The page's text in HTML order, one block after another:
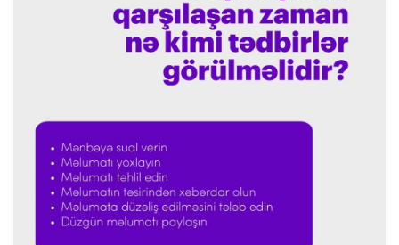
Donald Trampın oğlu Enes Kanterin WNBA
planını dəstəklədi
“Ferrari”nin məni necə təhlil etdiyini görəndə
şoka düşdüm”
Formula-1 23:18 08.08.2026